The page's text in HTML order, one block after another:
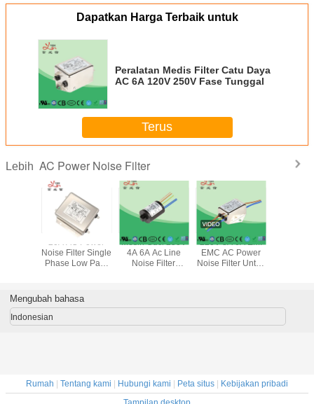
Dapatkan Harga Terbaik untuk
Peralatan Medis Filter Catu Daya
AC 6A 120V 250V Fase Tunggal
Terus
Lebih AC Power Noise Filter
Noise Filter Single
Phase Low Pass
Elektronik
Mesin Cuci 250V
4A 6A Ac Line
Noise Filter
220V 3A 6A EMI
EMC AC Power
Noise Filter Untuk
Mengubah bahasa
Indonesian
Rumah | Tentang kami | Hubungi kami | Peta situs | Kebijakan pribadi